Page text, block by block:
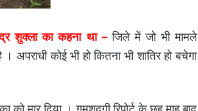
शुक्ला का कहना था – जिले में जो भी मामले
कोई भी हो कितना भी शातिर हो बचेगा